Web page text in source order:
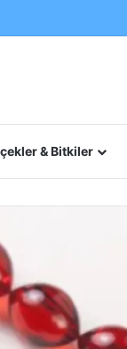
& Bitkiler